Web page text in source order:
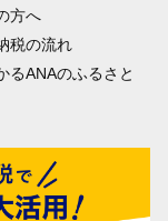
方へ
税の流れ
るANAのふるさと